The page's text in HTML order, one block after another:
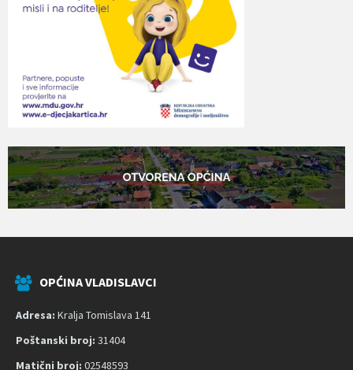
OPĆINA VLADISLAVCI
Adresa: Kralja Tomislava 141
Poštanski broj: 31404
Matični broj: 02548593